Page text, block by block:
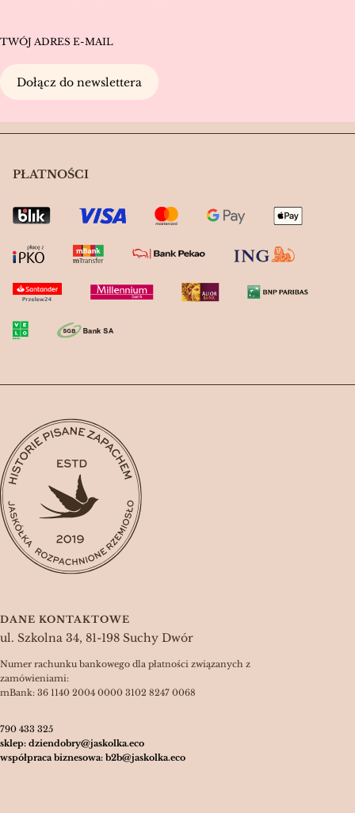
TWÓJ ADRES E-MAIL
Dołącz do newslettera
PŁATNOŚCI
DANE KONTAKTOWE
ul. Szkolna 34, 81-198 Suchy Dwór
Numer rachunku bankowego dla płatności związanych z
zamówieniami:
mBank: 36 1140 2004 0000 3102 8247 0068
790 433 325
sklep: dziendobry@jaskolka.eco
współpraca biznesowa: b2b@jaskolka.eco